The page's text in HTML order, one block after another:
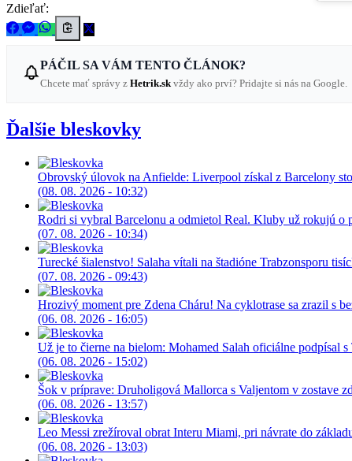
Zdieľať:
PÁČIL SA VÁM TENTO ČLÁNOK?
Chcete mať správy z Hetrik.skvždy ako prví? Pridajte si nás na Google.
Ďalšie bleskovky
Obrovský úlovok na Anfielde: Liverpool získal z Barcelony
(08. 08. 2026 - 10:32)
Rodri si vybral Barcelonu a odmietol Real. Kluby už rokujú o
(07. 08. 2026 - 10:34)
Turecké šialenstvo! Salaha vítali na štadióne Trabzonsporu
(07. 08. 2026 - 09:43)
Hrozivý moment pre Zdena Cháru! Na cyklotrase sa zrazil s
(06. 08. 2026 - 16:05)
Už je to čierne na bielom: Mohamed Salah oficiálne podpísal s
(06. 08. 2026 - 15:02)
Šok v príprave: Druholigová Mallorca s Valjentom v zostave
(06. 08. 2026 - 13:57)
Leo Messi zrežíroval obrat Interu Miami, pri návrate do
(06. 08. 2026 - 13:03)